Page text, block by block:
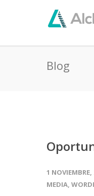
Blog
1 NOVIEMBRE,
MEDIA,